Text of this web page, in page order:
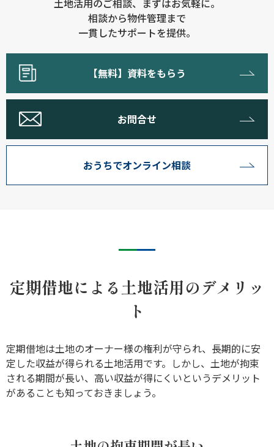
土地活用のご相談、まずはお気軽に。
相談から物件管理まで
一貫したサポートを提供。
【無料】資料をもらう
お問合せ
おうちでオンライン相談
定期借地による土地活用のデメリッ
ト
定期借地は土地のオーナー様の権利が守られ、長期的に安
定した収益が得られる土地活用です。しかし、土地が拘束
される期間が長い、高い収益が得にくいというデメリット
があることも知っておきましょう。